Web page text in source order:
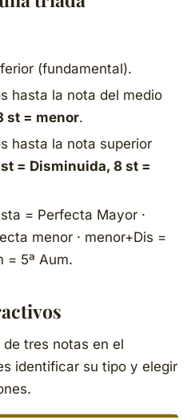
(fundamental).
hasta la nota del medio
st = menor.
hasta la nota superior
= Disminuida, 8 st =
= Perfecta Mayor·
menor· menor+Dis =
= 5ª Aum.
tres notas en el
identificar su tipo y elegir